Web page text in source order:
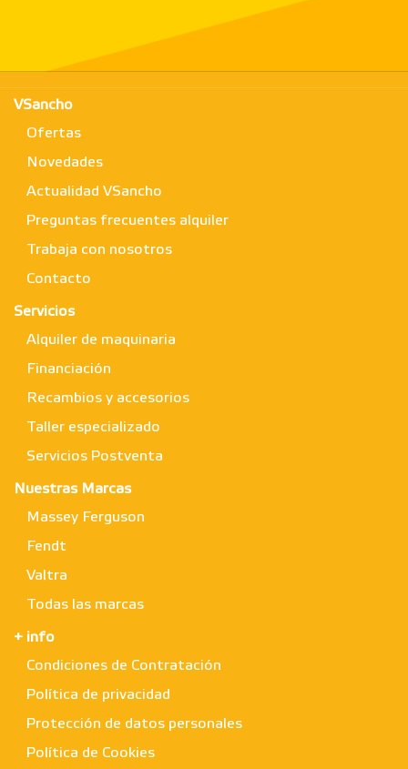
VSancho
Ofertas
Novedades
Actualidad VSancho
Preguntas frecuentes alquiler
Trabaja con nosotros
Contacto
Servicios
Alquiler de maquinaria
Financiación
Recambios y accesorios
Taller especializado
Servicios Postventa
Nuestras Marcas
Massey Ferguson
Fendt
Valtra
Todas las marcas
+ info
Condiciones de Contratación
Política de privacidad
Protección de datos personales
Política de Cookies